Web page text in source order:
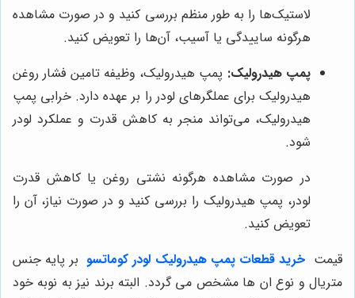
لاستیک‌ها را به طور منظم بررسی کنید و در صورت مشاهده
هرگونه ساییدگی یا آسیب، آن‌ها را تعویض کنید.
پمپ هیدرولیک: پمپ هیدرولیک، وظیفه تامین فشار روغن
هیدرولیک برای عملگرهای لودر را بر عهده دارد. خرابی پمپ
هیدرولیک، می‌تواند منجر به کاهش قدرت و عملکرد لودر
شود.
در صورت مشاهده هرگونه نشتی روغن یا کاهش قدرت
لودر، پمپ هیدرولیک را بررسی کنید و در صورت نیاز، آن را
تعویض کنید.
قیمت خرید قطعات پمپ هیدرولیک لودر کوماتسو بر پایه جنس
متریال و نوع ان ها مشخص می گردد. البته برند نیز به نوبه خود